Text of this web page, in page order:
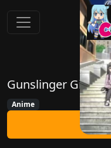
Gunslinger Girl
Anime